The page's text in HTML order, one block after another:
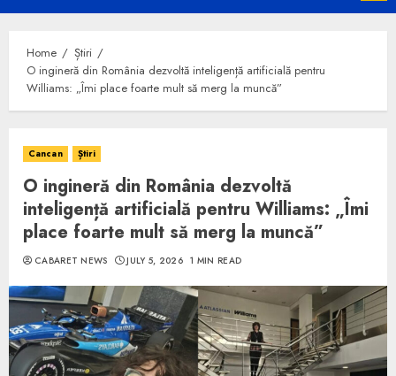
Menu
Home
Știri
O ingineră din România dezvoltă inteligență artificială pentru
Williams: „Îmi place foarte mult să merg la muncă”
Cancan Știri
O ingineră din România dezvoltă
inteligență artificială pentru Williams: „Îmi
place foarte mult să merg la muncă”
CABARET NEWS JULY 5, 2026 1 MIN READ